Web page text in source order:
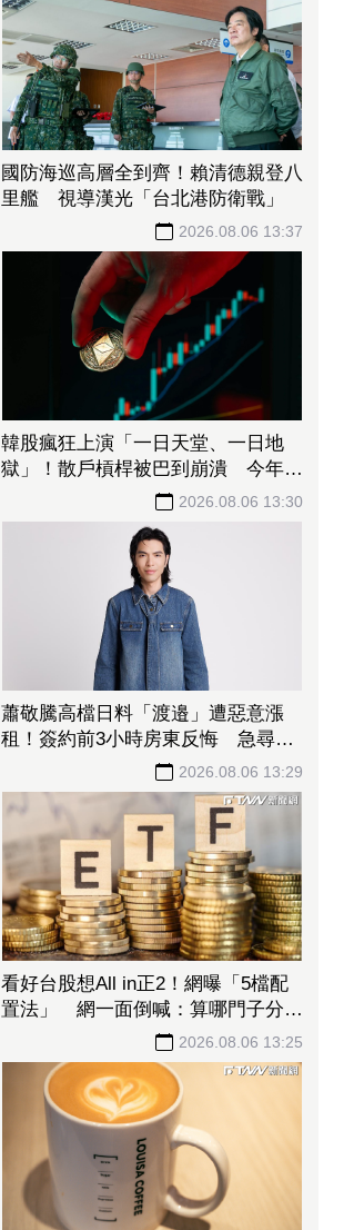
國防海巡高層全到齊！賴清德親登八
里艦 視導漢光「台北港防衛戰」
2026.08.06 13:37
韓股瘋狂上演「一日天堂、一日地
獄」！散戶槓桿被巴到崩潰 今年熔
2026.08.06 13:30
蕭敬騰高檔日料「渡邉」遭惡意漲
租！簽約前3小時房東反悔 急尋餐
2026.08.06 13:29
看好台股想All in正2！網曝「5檔配
置法」 網一面倒喊：算哪門子分散
2026.08.06 13:25